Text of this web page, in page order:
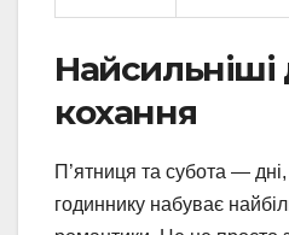
Найсильніші
кохання
П’ятниця та субота —
годиннику набуває